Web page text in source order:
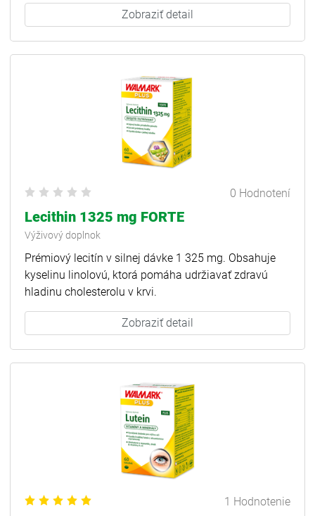
Zobraziť detail
0 Hodnotení
Lecithin 1325 mg FORTE
Výživový doplnok
Prémiový lecitín v silnej dávke 1 325 mg. Obsahuje
kyselinu linolovú, ktorá pomáha udržiavať zdravú
hladinu cholesterolu v krvi.
Zobraziť detail
1 Hodnotenie